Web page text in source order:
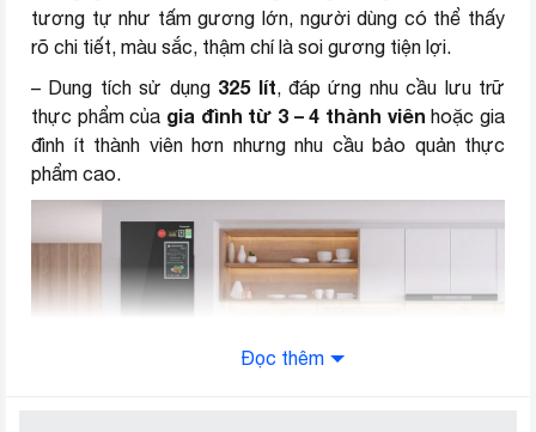
Năm ra mắt 2023
Thương hiệu (lọc) Panasonic
tương tự như tấm gương lớn, người dùng có thể thấy
rõ chi tiết, màu sắc, thậm chí là soi gương tiện lợi.
– Dung tích sử dụng 325 lít, đáp ứng nhu cầu lưu trữ
thực phẩm của gia đình từ 3 – 4 thành viên hoặc gia
đình ít thành viên hơn nhưng nhu cầu bảo quản thực
phẩm cao.
Đọc thêm